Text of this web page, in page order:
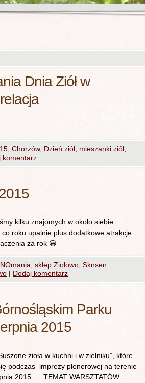
Dnia Ziół w
Chorzów, Dzień ziół mieszanki ziół
komentarz
kilku znajomych w około siebie.
roku upalnie plus dodatkowe atrakcje
Do zobaczenia za rok 😀
sklep Ziołowo Sknsen
| Dodaj komentarz
Parku
2015
zioła w kuchni i w zielniku”, które
podczas imprezy plenerowej na terenie
2015. TEMAT WARSZTATÓW: